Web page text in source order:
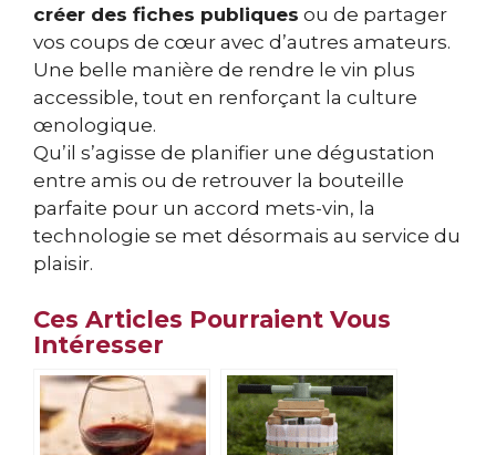
créer des fiches publiques ou de partager
vos coups de cœur avec d’autres amateurs.
Une belle manière de rendre le vin plus
accessible, tout en renforçant la culture
œnologique.
Qu’il s’agisse de planifier une dégustation
entre amis ou de retrouver la bouteille
parfaite pour un accord mets-vin, la
technologie se met désormais au service du
plaisir.
Ces Articles Pourraient Vous
Intéresser